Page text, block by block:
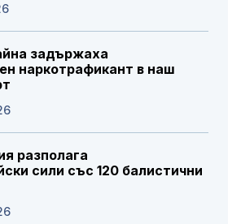
задържаха
наркотрафикант в наш
разполага
сили със 120 балистични